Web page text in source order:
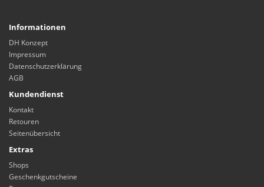
Informationen
DH Konzept
Impressum
Datenschutzerklärung
AGB
Kundendienst
Kontakt
Retouren
Seitenübersicht
Extras
Shops
Geschenkgutscheine